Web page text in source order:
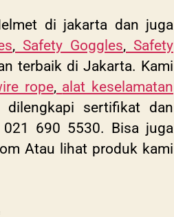
di jakarta dan juga
, Safety Goggles, Safety
terbaik di Jakarta. Kami
rope, alat keselamatan
sertifikat dan
021 690 5530. Bisa juga
Atau lihat produk kami